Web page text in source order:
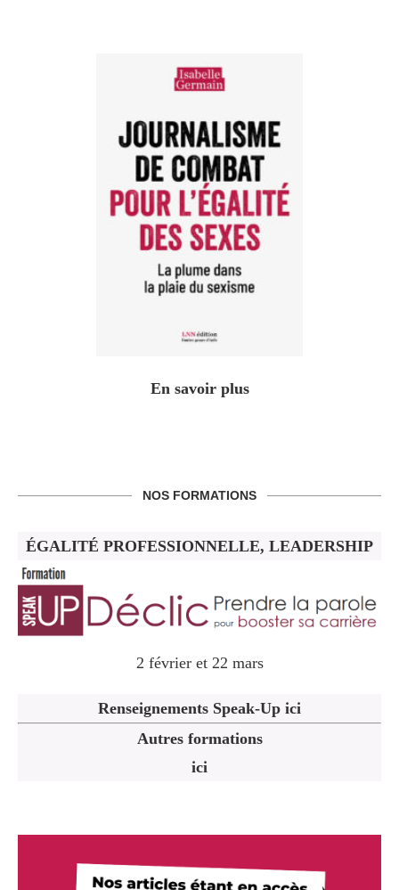
En savoir plus
NOS FORMATIONS
ÉGALITÉ PROFESSIONNELLE, LEADERSHIP
2 février et 22 mars
Renseignements Speak-Up ici
Autres formations
ici